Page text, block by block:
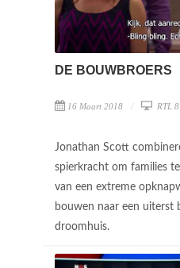
DE BOUWBROERS
16 Maart 2018 RTL 8
Jonathan Scott
spierkracht om families
van een extreme
bouwen naar een uiterst
droomhuis.